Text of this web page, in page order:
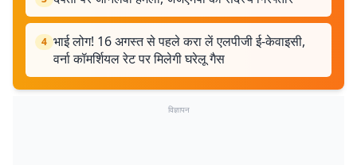
4 भाई लोग! 16 अगस्त से पहले करा लें एलपीजी ई-केवाइसी,
वर्ना कॉमर्शियल रेट पर मिलेगी घरेलू गैस
विज्ञापन